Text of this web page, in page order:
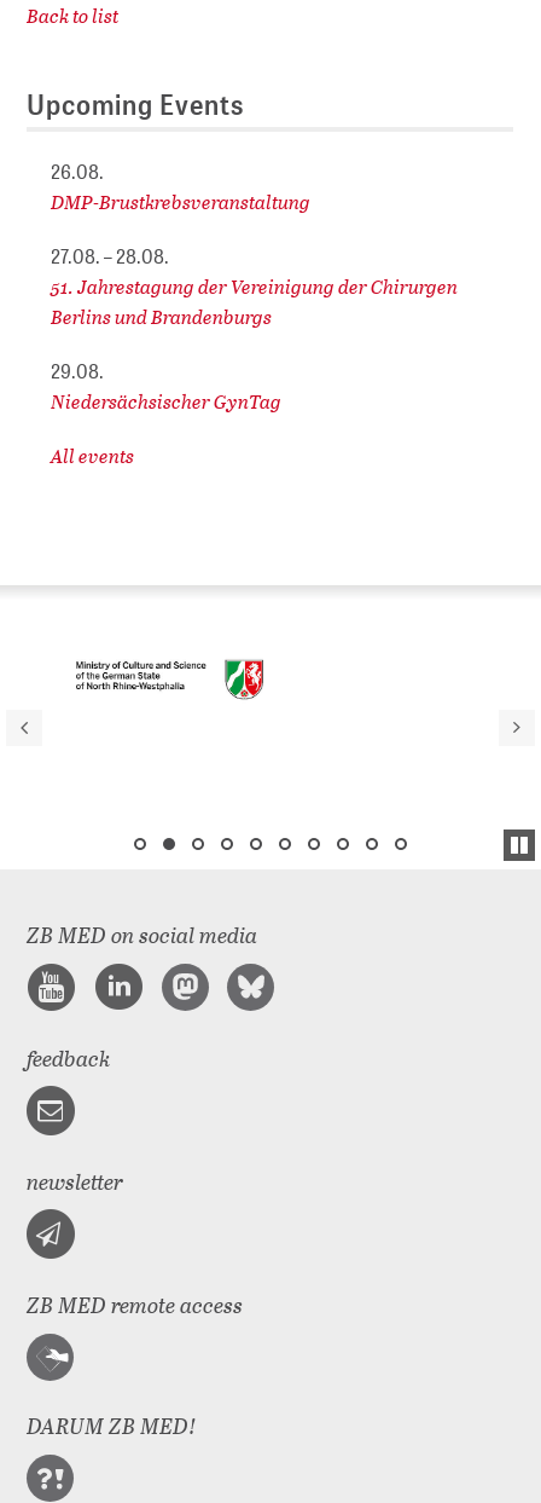
Back to list
Upcoming Events
26.08.
DMP-Brustkrebsveranstaltung
27.08. – 28.08.
51. Jahrestagung der Vereinigung der Chirurgen
Berlins und Brandenburgs
29.08.
Niedersächsischer GynTag
All events
ZB MED on social media
feedback
newsletter
ZB MED remote access
DARUM ZB MED!